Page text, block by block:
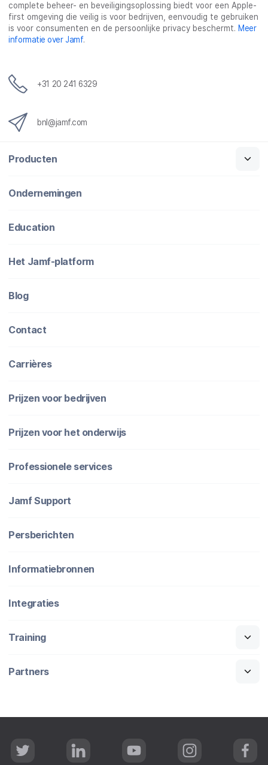
complete beheer- en beveiligingsoplossing biedt voor een Apple-
first omgeving die veilig is voor bedrijven, eenvoudig te gebruiken
is voor consumenten en de persoonlijke privacy beschermt. Meer
informatie over Jamf.
+31 20 241 6329
bnl@jamf.com
Producten
Ondernemingen
Education
Het Jamf-platform
Blog
Contact
Carrières
Prijzen voor bedrijven
Prijzen voor het onderwijs
Professionele services
Jamf Support
Persberichten
Informatiebronnen
Integraties
Training
Partners
T
w
L
i
Y
o
I
n
F
a